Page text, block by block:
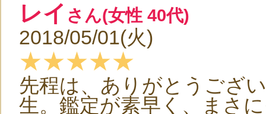
レイ さん(女性 40代)
2018/05/01(火)
★★★★★
先程は、ありがとうござ
生。鑑定が素早く、まさ